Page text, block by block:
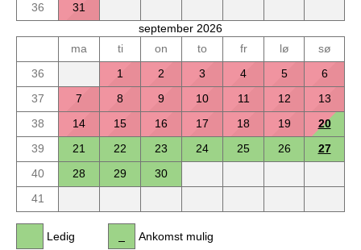
36
31
september 2026
ma
ti on to fr lø
sø
36
1 2 3 4 5
6
37
7 8 9 10 11 12
13
38
14 15 16 17 18 19
20
39
21 22 23 24 25 26
27
40
28 29
30
41
Ledig Ankomst mulig